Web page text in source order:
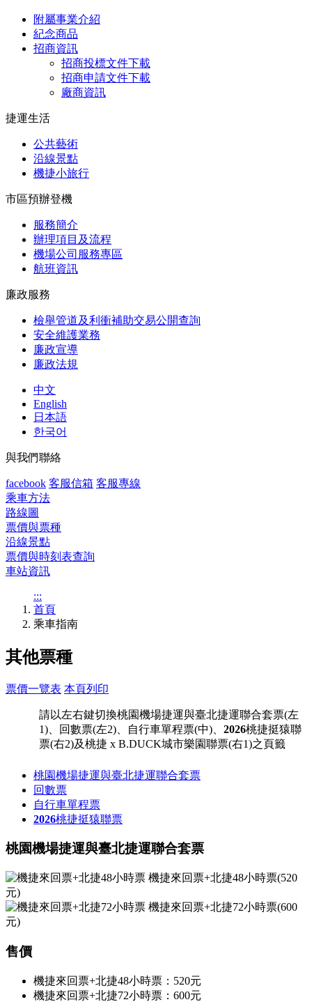
附屬事業介紹
紀念商品
招商資訊
招商投標文件下載
招商申請文件下載
廠商資訊
捷運生活
公共藝術
沿線景點
機捷小旅行
市區預辦登機
服務簡介
辦理項目及流程
機場公司服務專區
航班資訊
廉政服務
檢舉管道及利衝補助交易公開查詢
安全維護業務
廉政宣導
廉政法規
中文
English
日本語
한국어
與我們聯絡
facebook 客服信箱 客服專線
乘車方法
路線圖
票價與票種
沿線景點
票價與時刻表查詢
車站資訊
:::
首頁
乘車指南
其他票種
票價一覽表 本頁列印
請以左右鍵切換桃園機場捷運與臺北捷運聯合套票(左
1)、回數票(左2)、自行車單程票(中)、 2026桃捷挺猿聯
票(右2)及桃捷 x B.DUCK城市樂園聯票(右1)之頁籤
桃園機場捷運與臺北捷運聯合套票
回數票
自行車單程票
2026桃捷挺猿聯票
桃園機場捷運與臺北捷運聯合套票
機捷來回票+北捷48小時票(520
元)
機捷來回票+北捷72小時票(600
元)
售價
機捷來回票+北捷48小時票：520元
機捷來回票+北捷72小時票：600元